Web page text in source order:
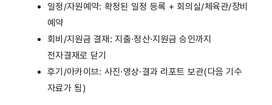
일정/자원예약: 확정된 일정 등록 + 회의실/체육관/장비
예약
회비/지원금 결재: 지출·정산·지원금 승인까지
전자결재로 닫기
후기/아카이브: 사진·영상·결과 리포트 보관(다음 기수
자료가 됨)